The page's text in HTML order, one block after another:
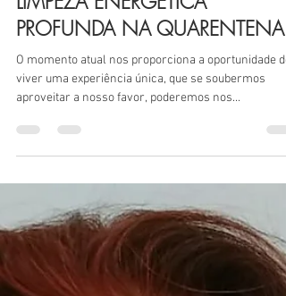
Load video
Cristina Amaral
25 de mar. de 2020
1 min de leitura
LIMPEZA ENERGÉTICA
PROFUNDA NA QUARENTENA